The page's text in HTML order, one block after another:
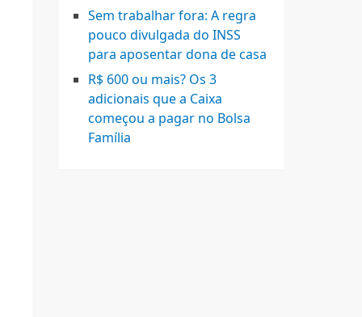
Sem trabalhar fora: A regra
pouco divulgada do INSS
para aposentar dona de casa
R$ 600 ou mais? Os 3
adicionais que a Caixa
começou a pagar no Bolsa
Família